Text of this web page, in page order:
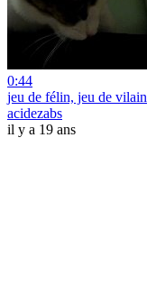
0:44
jeu de félin, jeu de vilain
acidezabs
il y a 19 ans